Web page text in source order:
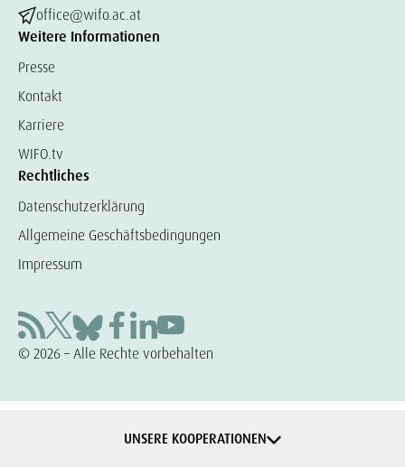
office@wifo.ac.at
Weitere Informationen
Presse
Kontakt
Karriere
WIFO.tv
Rechtliches
Datenschutzerklärung
Allgemeine Geschäftsbedingungen
Impressum
© 2026 – Alle Rechte vorbehalten
UNSERE KOOPERATIONEN